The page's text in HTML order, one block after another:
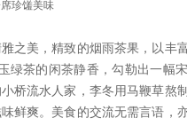
珍馐美味
之美，精致的烟雨茶果，以丰
绿茶的闲茶静香，勾勒出一幅
桥流水人家，李冬用马鞭草熬
鲜爽。美食的交流无需言语，